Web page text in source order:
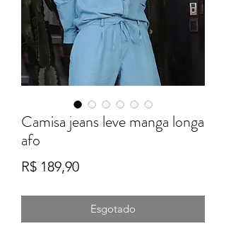
Camisa jeans leve manga longa
afo
R$ 189,90Preço
Esgotado